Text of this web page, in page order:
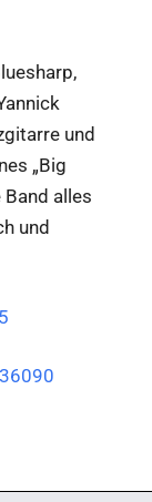
und
„Big
alles
und